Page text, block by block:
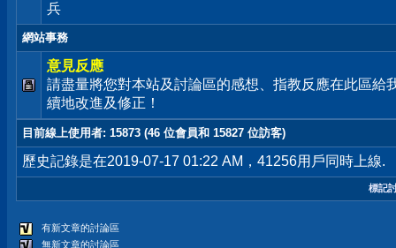
兵
網站事務
意見反應
請盡量將您對本站及討論區的感想、指教反應在此區給
續地改進及修正！
目前線上使用者: 15873 (46 位會員和 15827 位訪客)
歷史記錄是在2019-07-17 01:22 AM，41256用戶同時上線.
標記
有新文章的討論區
無新文章的討論區